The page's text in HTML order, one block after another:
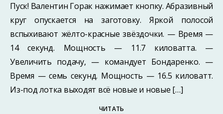
Пуск! Валентин Горак нажимает кнопку. Абразивный
круг опускается на заготовку. Яркой полосой
вспыхивают жёлто-красные звёздочки. — Время —
14 секунд. Мощность — 11.7 киловатта. —
Увеличить подачу, — командует Бондаренко. —
Время — семь секунд. Мощность — 16.5 киловатт.
Из-под лотка выходят всё новые и новые […]
ЧИТАТЬ